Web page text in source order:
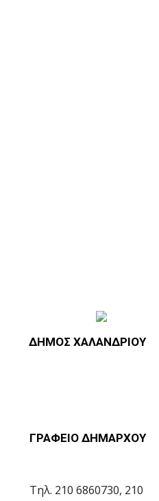
ΔΗΜΟΣ ΧΑΛΑΝΔΡΙΟΥ
ΓΡΑΦΕΙΟ ΔΗΜΑΡΧΟΥ
Τηλ. 210 6860730, 210